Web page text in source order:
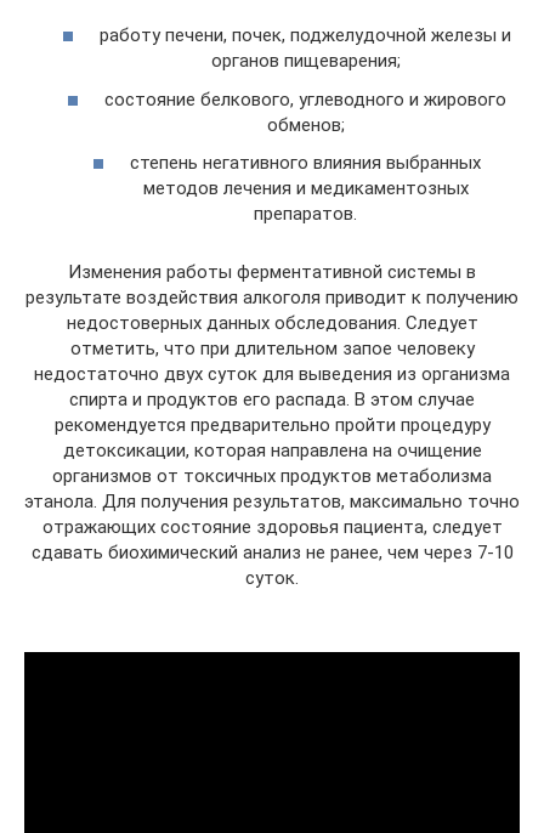
работу печени, почек, поджелудочной железы и
органов пищеварения;
состояние белкового, углеводного и жирового
обменов;
степень негативного влияния выбранных
методов лечения и медикаментозных
препаратов.
Изменения работы ферментативной системы в
результате воздействия алкоголя приводит к получению
недостоверных данных обследования. Следует
отметить, что при длительном запое человеку
недостаточно двух суток для выведения из организма
спирта и продуктов его распада. В этом случае
рекомендуется предварительно пройти процедуру
детоксикации, которая направлена на очищение
организмов от токсичных продуктов метаболизма
этанола. Для получения результатов, максимально точно
отражающих состояние здоровья пациента, следует
сдавать биохимический анализ не ранее, чем через 7-10
суток.